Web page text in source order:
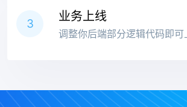
3
业务上线
调整你后端部分逻辑代码即可